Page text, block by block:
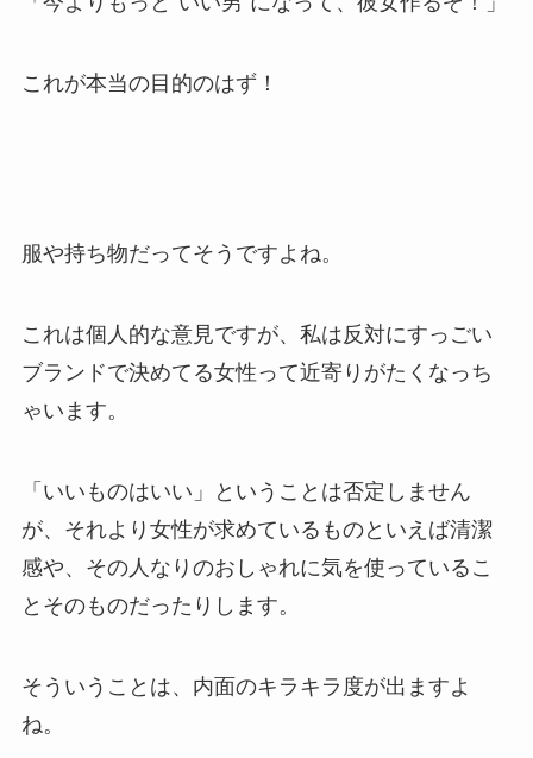
これが本当の目的のはず！
服や持ち物だってそうですよね。
これは個人的な意見ですが、私は反対にすっごい
ブランドで決めてる女性って近寄りがたくなっち
ゃいます。
「いいものはいい」ということは否定しません
が、それより女性が求めているものといえば清潔
感や、その人なりのおしゃれに気を使っているこ
とそのものだったりします。
そういうことは、内面のキラキラ度が出ますよ
ね。